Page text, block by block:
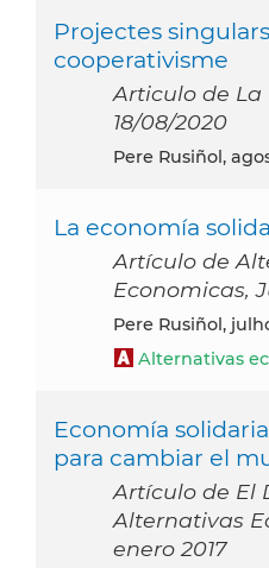
Projectes
cooperativisme
Articulo de La
18/08/2020
Pere Rusiñol,
La economía
Artículo de
Economicas,
Pere Rusiñol,
Alternativas
Economía
para cambiar el
Artículo de El
Alternativas
enero 2017